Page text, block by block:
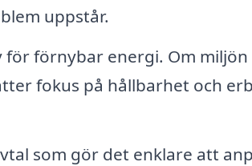
uppstår.
förnybar energi. Om miljön
fokus på hållbarhet och
som gör det enklare att